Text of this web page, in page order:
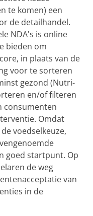
te komen) een
de detailhandel.
NDA's is online
bieden om
in plaats van de
voor te sorteren
gezond (Nutri-
en/of filteren
consumenten
Omdat
voedselkeuze,
goed startpunt. Op
de weg
van
in de